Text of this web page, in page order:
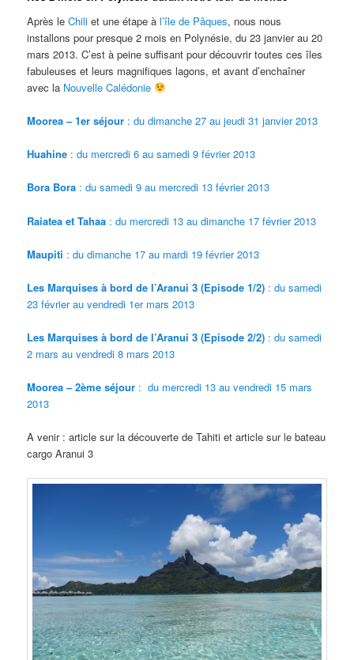
Après leChili et une étape àl’île de Pâques, nous nous
installons pour presque 2 mois en Polynésie, du 23 janvier au 20
mars 2013. C’est à peine suffisant pour découvrir toutes ces îles
fabuleuses et leurs magnifiques lagons, et avant d’enchaîner
avec la Nouvelle Calédonie
Moorea – 1er séjour : du dimanche 27 au jeudi 31 janvier 2013
Huahine : du mercredi 6 au samedi 9 février 2013
Bora Bora : du samedi 9 au mercredi 13 février 2013
Raiatea et Tahaa : du mercredi 13 au dimanche 17 février 2013
Maupiti : du dimanche 17 au mardi 19 février 2013
Les Marquises à bord de l’Aranui 3(Episode 1/2) : du samedi
23 février au vendredi 1er mars 2013
Les Marquises à bord de l’Aranui 3(Episode 2/2) : du samedi
2 mars au vendredi 8 mars 2013
Moorea – 2ème séjour : du mercredi 13 au vendredi 15 mars
2013
A venir : article sur la découverte de Tahiti et article sur le bateau
cargo Aranui 3